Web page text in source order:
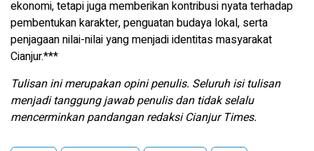
ekonomi, tetapi juga memberikan kontribusi nyata terhadap
pembentukan karakter, penguatan budaya lokal, serta
penjagaan nilai-nilai yang menjadi identitas masyarakat
Cianjur.***
Tulisan ini merupakan opini penulis. Seluruh isi tulisan
menjadi tanggung jawab penulis dan tidak selalu
mencerminkan pandangan redaksi Cianjur Times.